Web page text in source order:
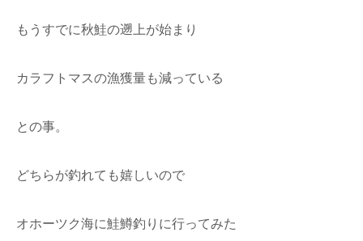
もうすでに秋鮭の遡上が始まり
カラフトマスの漁獲量も減っている
との事。
どちらが釣れても嬉しいので
オホーツク海に鮭鱒釣りに行ってみた